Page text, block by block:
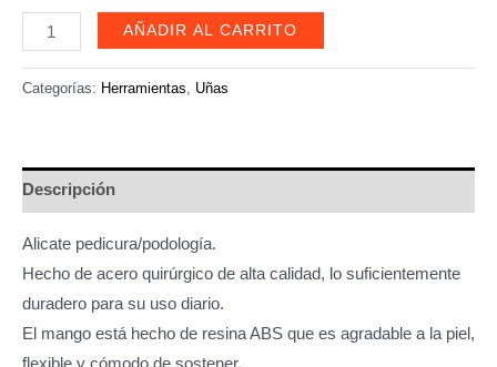
Alicate
curvo
para
liso
523348
cantidad
AÑADIR AL CARRITO
Categorías: Herramientas, Uñas
Descripción
Alicate pedicura/podología.
Hecho de acero quirúrgico de alta calidad, lo suficientemente
duradero para su uso diario.
El mango está hecho de resina ABS que es agradable a la piel,
flexible y cómodo de sostener.